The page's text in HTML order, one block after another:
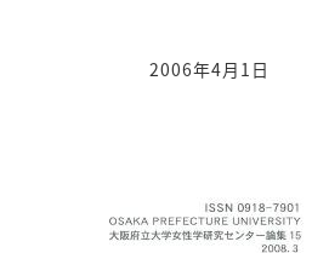
2006年4月1日